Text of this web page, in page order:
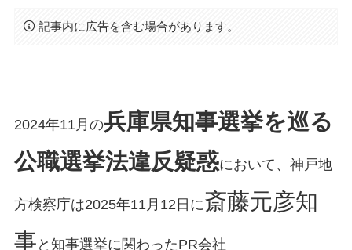
記事内に広告を含む場合があります。
2024年11月の兵庫県知事選挙を巡る
公職選挙法違反疑惑において、神戸地
方検察庁は2025年11月12日に斎藤元彦知
事 と知事選挙に関わったPR会社